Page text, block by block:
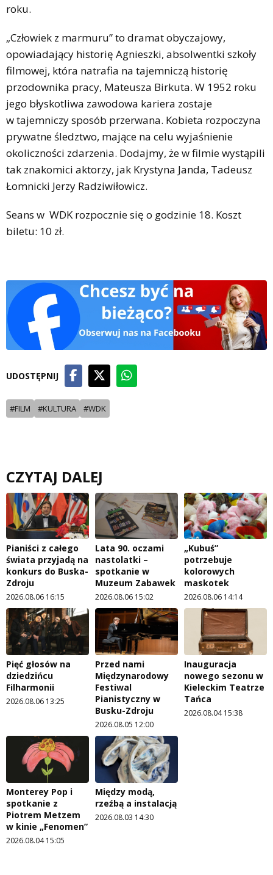
roku.
„Człowiek z marmuru” to dramat obyczajowy,
opowiadający historię Agnieszki, absolwentki szkoły
filmowej, która natrafia na tajemniczą historię
przodownika pracy, Mateusza Birkuta. W 1952 roku
jego błyskotliwa zawodowa kariera zostaje
w tajemniczy sposób przerwana. Kobieta rozpoczyna
prywatne śledztwo, mające na celu wyjaśnienie
okoliczności zdarzenia. Dodajmy, że w filmie wystąpili
tak znakomici aktorzy, jak Krystyna Janda, Tadeusz
Łomnicki Jerzy Radziwiłowicz.
Seans w WDK rozpocznie się o godzinie 18. Koszt
biletu: 10 zł.
UDOSTĘPNIJ
#FILM #KULTURA #WDK
CZYTAJ DALEJ
Pianiści z całego
świata przyjadą na
konkurs do Buska-
Zdroju
2026.08.06 16:15
Lata 90. oczami
nastolatki –
spotkanie w
Muzeum Zabawek
2026.08.06 15:02
„Kubuś”
potrzebuje
kolorowych
maskotek
2026.08.06 14:14
Pięć głosów na
dziedzińcu
Filharmonii
2026.08.06 13:25
Przed nami
Międzynarodowy
Festiwal
Pianistyczny w
Busku-Zdroju
2026.08.05 12:00
Inauguracja
nowego sezonu w
Kieleckim Teatrze
Tańca
2026.08.04 15:38
Monterey Pop i
spotkanie z
Piotrem Metzem
w kinie „Fenomen”
2026.08.04 15:05
Między modą,
rzeźbą a instalacją
2026.08.03 14:30